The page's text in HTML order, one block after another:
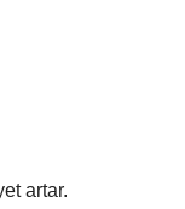
artar.